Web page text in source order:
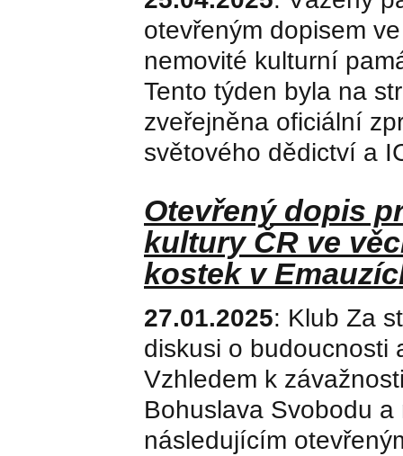
otevřeným dopisem
nemovité kulturní
Tento týden byla na
zveřejněna oficiální
světového dědictví a
Otevřený dopis
kultury ČR ve
kostek v
27.01.2025: Klub Za
diskusi o budoucnosti
Vzhledem k
Bohuslava Svobodu
následujícím